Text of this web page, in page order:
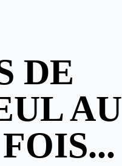
DE
AU